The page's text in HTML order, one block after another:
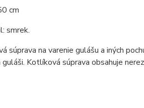
cm
smrek.
súprava na varenie gulášu a iných
Kotlíková súprava obsahuje